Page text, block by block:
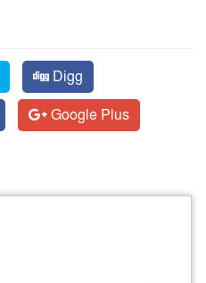
Digg
Google Plus